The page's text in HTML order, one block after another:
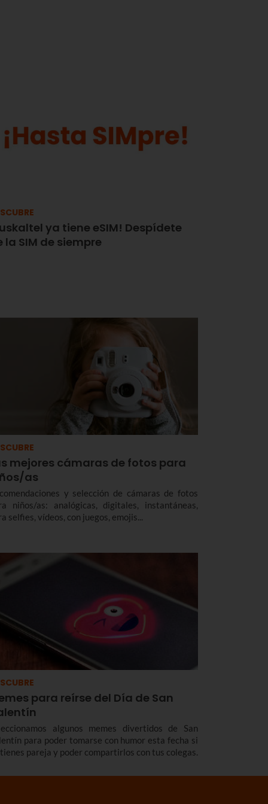
ya tiene eSIM! Despídete
la SIM de siempre
mejores cámaras de fotos para
as
y selección de cámaras de fotos
niños/as: analógicas, digitales, instantáneas,
selfies, vídeos, con juegos, emojis...
para reírse del Día de San
algunos memes divertidos de San
para poder tomarse con humor esta fecha si
pareja y poder compartirlos con tus colegas.